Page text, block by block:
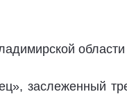
области
заслеженный